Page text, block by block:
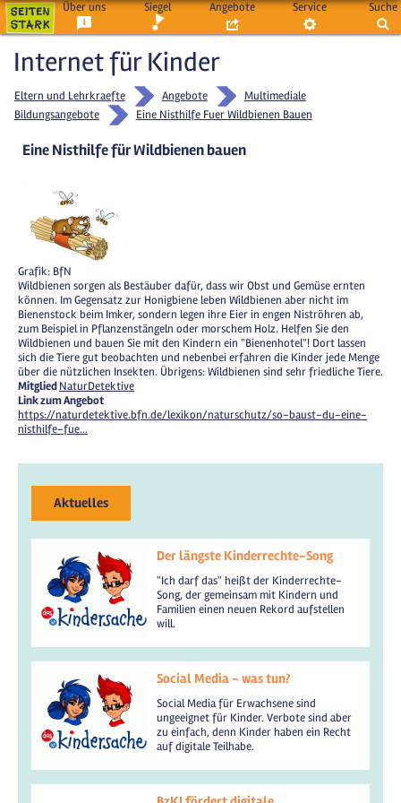
Über uns Siegel Angebote Service Suche
Internet für Kinder
Eltern und Lehrkraefte Angebote
Multimediale
Bildungsangebote
Eine Nisthilfe Fuer Wildbienen Bauen
Eine Nisthilfe für Wildbienen bauen
Grafik: BfN
Wildbienen sorgen als Bestäuber dafür, dass wir Obst und Gemüse ernten
können. Im Gegensatz zur Honigbiene leben Wildbienen aber nicht im
Bienenstock beim Imker, sondern legen ihre Eier in engen Niströhren ab,
zum Beispiel in Pflanzenstängeln oder morschem Holz. Helfen Sie den
Wildbienen und bauen Sie mit den Kindern ein "Bienenhotel"! Dort lassen
sich die Tiere gut beobachten und nebenbei erfahren die Kinder jede Menge
über die nützlichen Insekten. Übrigens: Wildbienen sind sehr friedliche Tiere.
MitgliedNaturDetektive
Link zum Angebot
https://naturdetektive.bfn.de/lexikon/naturschutz/so-baust-du-eine-
nisthilfe-fue…
Aktuelles
Der längste Kinderrechte-Song
"Ich darf das" heißt der Kinderrechte-
Song, der gemeinsam mit Kindern und
Familien einen neuen Rekord aufstellen
will.
Social Media - was tun?
Social Media für Erwachsene sind
ungeeignet für Kinder. Verbote sind aber
zu einfach, denn Kinder haben ein Recht
auf digitale Teilhabe.